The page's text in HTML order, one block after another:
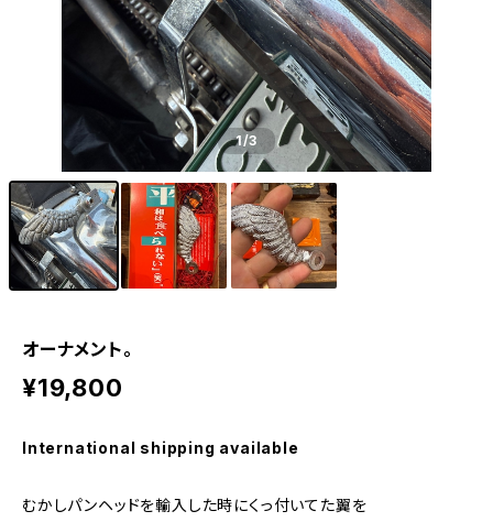
1/3
オーナメント。
¥19,800
International shipping available
むかしパンヘッドを輸入した時にくっ付いてた翼を